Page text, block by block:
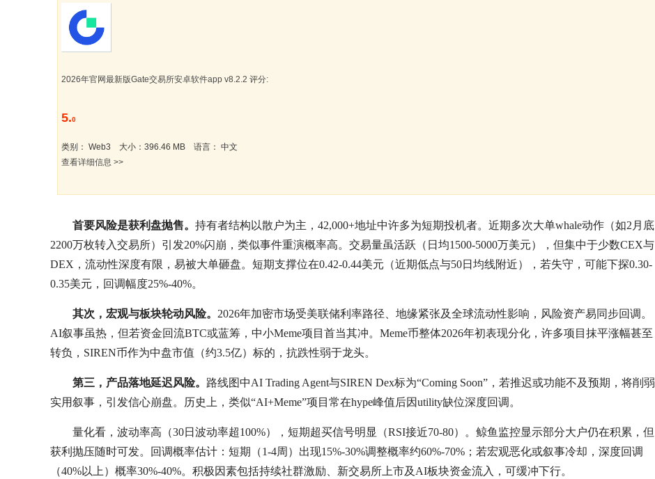
2026年官网最新版Gate交易所安卓软件app v8.2.2 评分:
5.0
类别： Web3 大小：396.46 MB 语言： 中文
查看详细信息 >>
首要风险是获利盘抛售。 持有者结构以散户为主，42,000+地址中许多为短期投机者。近期多次大单whale动作（如2月底
2200万枚转入交易所）引发20%闪崩，类似事件重演概率高。交易量虽活跃（日均1500-5000万美元），但集中于少数CEX与
DEX，流动性深度有限，易被大单砸盘。短期支撑位在0.42-0.44美元（近期低点与50日均线附近），若失守，可能下探0.30-
0.35美元，回调幅度25%-40%。
其次，宏观与板块轮动风险。 2026年加密市场受美联储利率路径、地缘紧张及全球流动性影响，风险资产易同步回调。
AI叙事虽热，但若资金回流BTC或蓝筹，中小Meme项目首当其冲。Meme币整体2026年初表现分化，许多项目抹平涨幅甚至
转负，SIREN币作为中盘市值（约3.5亿）标的，抗跌性弱于龙头。
第三，产品落地延迟风险。 路线图中AI Trading Agent与SIREN Dex标为“Coming Soon”，若推迟或功能不及预期，将削弱
实用叙事，引发信心崩盘。历史上，类似“AI+Meme”项目常在hype峰值后因utility缺位深度回调。
量化看，波动率高（30日波动率超100%），短期超买信号明显（RSI接近70-80）。鲸鱼监控显示部分大户仍在积累，但
获利抛压随时可发。回调概率估计：短期（1-4周）出现15%-30%调整概率约60%-70%；若宏观恶化或叙事冷却，深度回调
（40%以上）概率30%-40%。积极因素包括持续社群激励、新交易所上市及AI板块资金流入，可缓冲下行。